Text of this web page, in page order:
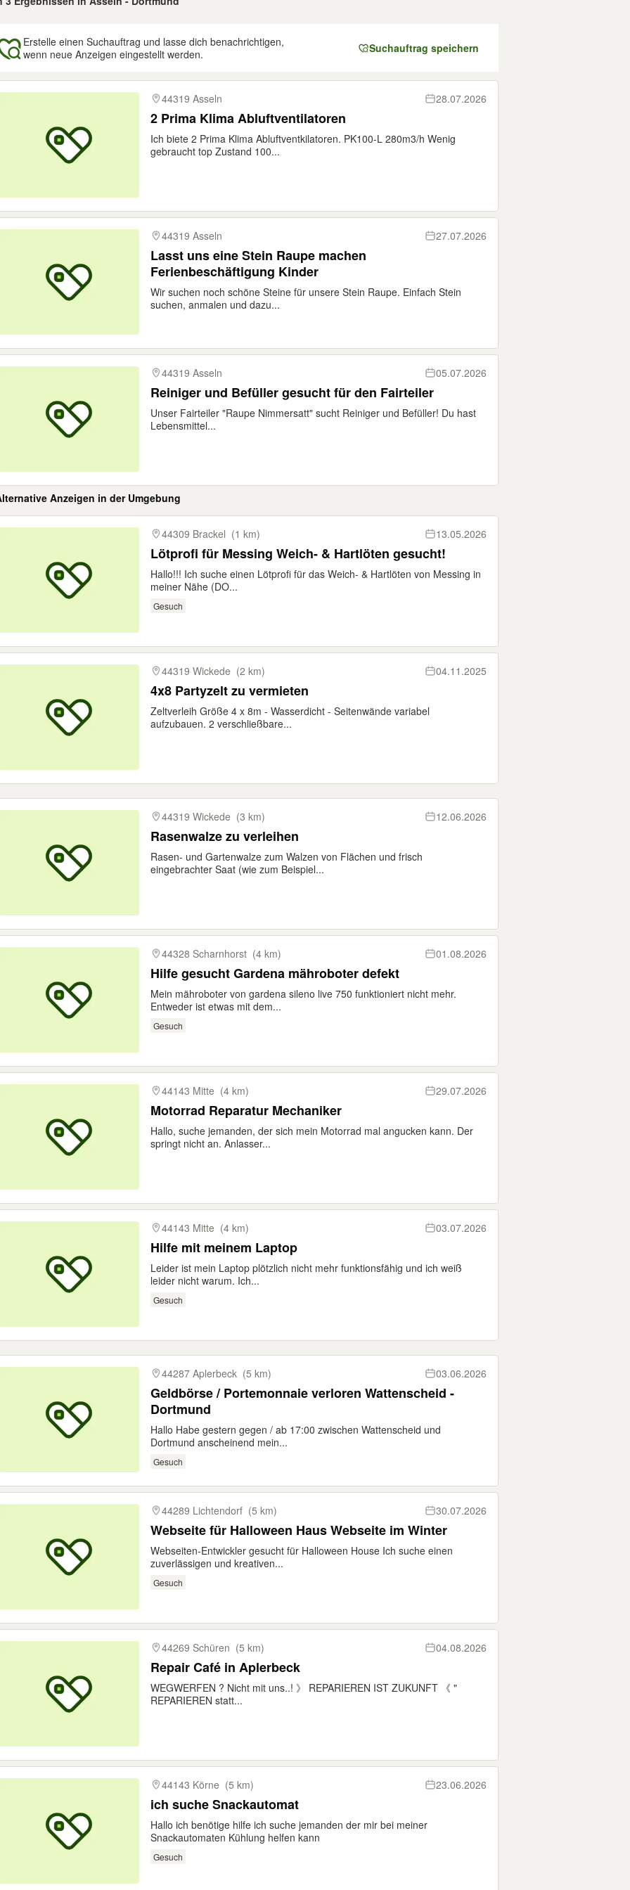
Erstelle einen Suchauftrag und lasse dich benachrichtigen,
wenn neue Anzeigen eingestellt werden.
Suchauftrag speichern
44319 Asseln
28.07.2026
2 Prima Klima Abluftventilatoren
Ich biete 2 Prima Klima Abluftventkilatoren. PK100-L 280m3/h Wenig
gebraucht top Zustand 100...
44319 Asseln 27.07.2026
Lasst uns eine Stein Raupe machen
Ferienbeschäftigung Kinder
Wir suchen noch schöne Steine für unsere Stein Raupe. Einfach Stein
suchen, anmalen und dazu...
44319 Asseln 05.07.2026
Reiniger und Befüller gesucht für den Fairteiler
Unser Fairteiler "Raupe Nimmersatt" sucht Reiniger und Befüller! Du hast
Lebensmittel...
Anzeigen in der Umgebung
44309 Brackel (1 km) 13.05.2026
Lötprofi für Messing Weich- & Hartlöten gesucht!
Hallo!!! Ich suche einen Lötprofi für das Weich- & Hartlöten von Messing in
meiner Nähe (DO...
Gesuch
44319 Wickede (2 km) 04.11.2025
4x8 Partyzelt zu vermieten
Zeltverleih Größe 4 x 8m - Wasserdicht - Seitenwände variabel
aufzubauen. 2 verschließbare...
44319 Wickede (3 km) 12.06.2026
Rasenwalze zu verleihen
Rasen- und Gartenwalze zum Walzen von Flächen und frisch
eingebrachter Saat (wie zum Beispiel...
44328 Scharnhorst (4 km) 01.08.2026
Hilfe gesucht Gardena mähroboter defekt
Mein mähroboter von gardena sileno live 750 funktioniert nicht mehr.
Entweder ist etwas mit dem...
Gesuch
44143 Mitte (4 km) 29.07.2026
Motorrad Reparatur Mechaniker
Hallo, suche jemanden, der sich mein Motorrad mal angucken kann. Der
springt nicht an. Anlasser...
44143 Mitte (4 km) 03.07.2026
Hilfe mit meinem Laptop
Leider ist mein Laptop plötzlich nicht mehr funktionsfähig und ich weiß
leider nicht warum. Ich...
Gesuch
44287 Aplerbeck (5 km) 03.06.2026
Geldbörse / Portemonnaie verloren Wattenscheid -
Dortmund
Hallo Habe gestern gegen / ab 17:00 zwischen Wattenscheid und
Dortmund anscheinend mein...
Gesuch
44289 Lichtendorf (5 km) 30.07.2026
Webseite für Halloween Haus Webseite im Winter
Webseiten-Entwickler gesucht für Halloween House Ich suche einen
zuverlässigen und kreativen...
Gesuch
44269 Schüren (5 km) 04.08.2026
Repair Café in Aplerbeck
WEGWERFEN ? Nicht mit uns..! 》 REPARIEREN IST ZUKUNFT 《 "
REPARIEREN statt...
44143 Körne (5 km) 23.06.2026
ich suche Snackautomat
Hallo ich benötige hilfe ich suche jemanden der mir bei meiner
Snackautomaten Kühlung helfen kann
Gesuch